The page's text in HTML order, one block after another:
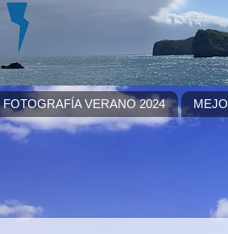
VERANO 2024